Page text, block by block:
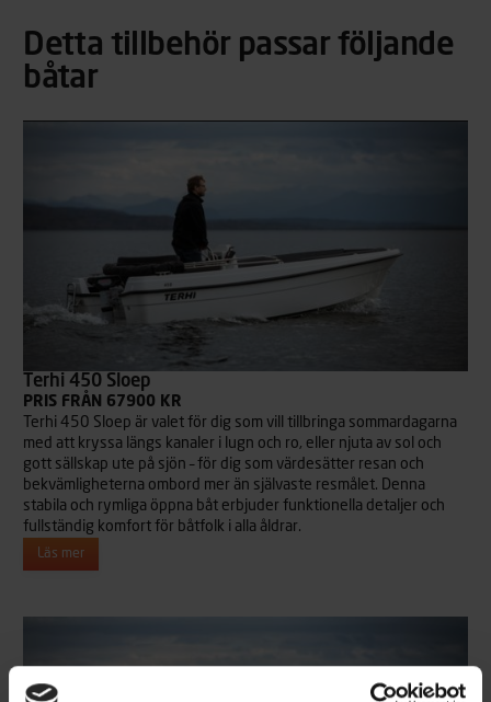
Detta tillbehör passar följande
båtar
Terhi 450 Sloep
PRIS FRÅN 67900 KR
Terhi 450 Sloep är valet för dig som vill tillbringa sommardagarna
med att kryssa längs kanaler i lugn och ro, eller njuta av sol och
gott sällskap ute på sjön – för dig som värdesätter resan och
bekvämligheterna ombord mer än självaste resmålet. Denna
stabila och rymliga öppna båt erbjuder funktionella detaljer och
fullständig komfort för båtfolk i alla åldrar.
Läs mer